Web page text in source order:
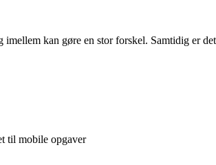
kan gøre en stor forskel. Samtidig er det
til mobile opgaver